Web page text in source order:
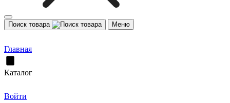
Поиск товара Меню
Главная
Каталог
Войти